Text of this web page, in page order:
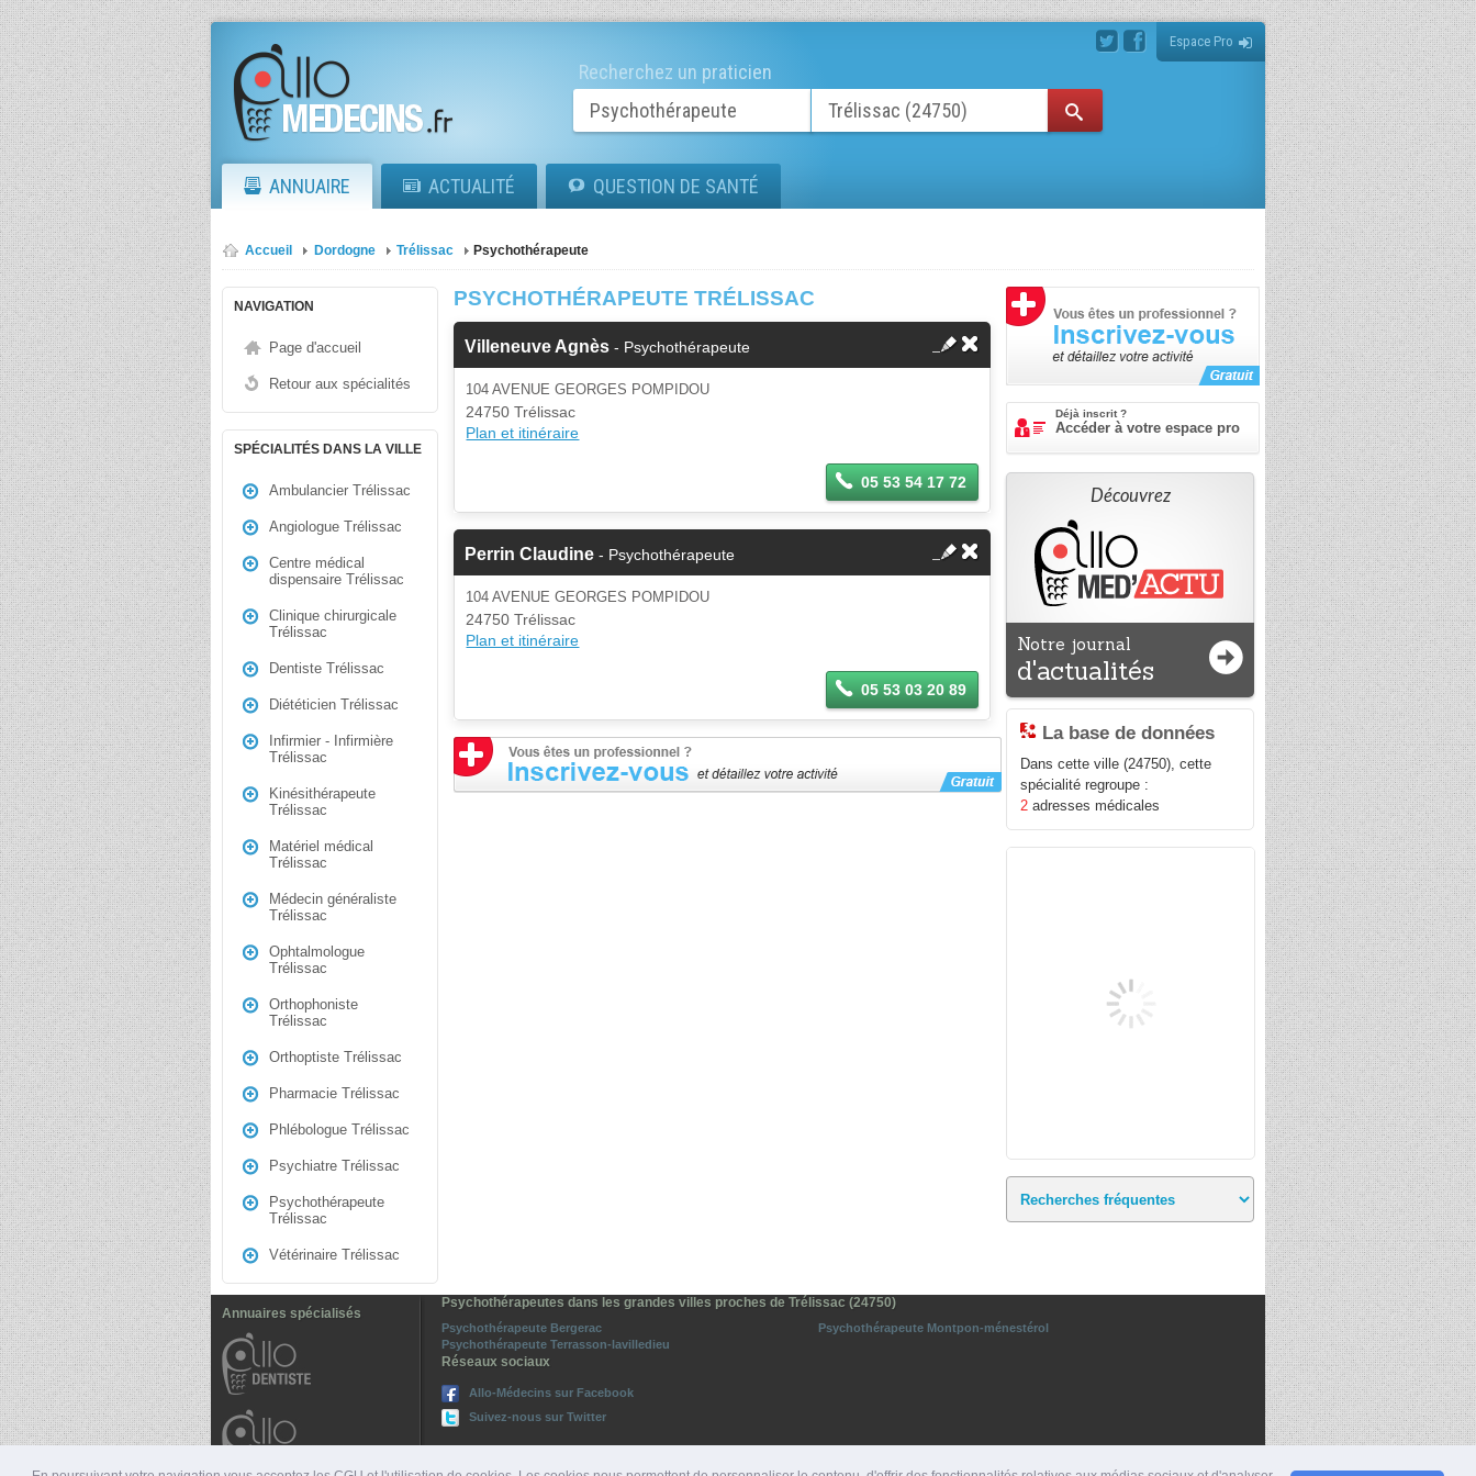
Espace Pro
Recherchez un praticien
ANNUAIRE ACTUALITÉ QUESTION DE SANTÉ
Accueil Dordogne Trélissac Psychothérapeute
NAVIGATION
Page d'accueil
Retour aux spécialités
SPÉCIALITÉS DANS LA VILLE
Ambulancier Trélissac
Angiologue Trélissac
Centre médical
dispensaire Trélissac
Clinique chirurgicale
Trélissac
Dentiste Trélissac
Diététicien Trélissac
Infirmier - Infirmière
Trélissac
Kinésithérapeute
Trélissac
Matériel médical
Trélissac
Médecin généraliste
Trélissac
Ophtalmologue
Trélissac
Orthophoniste
Trélissac
Orthoptiste Trélissac
Pharmacie Trélissac
Phlébologue Trélissac
Psychiatre Trélissac
Psychothérapeute
Trélissac
Vétérinaire Trélissac
PSYCHOTHÉRAPEUTE TRÉLISSAC
Villeneuve Agnès - Psychothérapeute
104 AVENUE GEORGES POMPIDOU
24750 Trélissac
Plan et itinéraire
05 53 54 17 72
Perrin Claudine - Psychothérapeute
104 AVENUE GEORGES POMPIDOU
24750 Trélissac
Plan et itinéraire
05 53 03 20 89
Déjà inscrit ?
Accéder à votre espace pro
Découvrez
Notre journal
d'actualités
La base de données
Dans cette ville (24750), cette
spécialité regroupe :
2 adresses médicales
Annuaires spécialisés
Psychothérapeutes dans les grandes villes proches de Trélissac (24750)
Psychothérapeute Bergerac
Psychothérapeute Montpon-ménestérol
Psychothérapeute Terrasson-lavilledieu
Réseaux sociaux
Allo-Médecins sur Facebook
Suivez-nous sur Twitter